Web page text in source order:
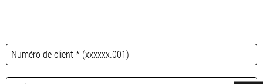
Turkey
Ukraine/EN
United Kingdom/EN